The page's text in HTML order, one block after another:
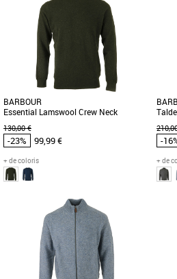
Vêtements Barbour pas cher et Promos
Vêtements Barbour
Barbour vous propose cet élégant pull
en laine à col V, le Essential Lambswool
V Neck Sweater. Fabriqué [...]
en
BARBOUR
Essential Lamswool Crew Neck
130,00 €
-23% 99,99 €
+ de coloris
Vêtements Barbour pas cher et Promos
Vêtements Barbour
Barbour vous propose cet élégant pull
en laine à col rond, le Essential
Lambswool Crew Neck Sweater.
Fabriqué [...]
-
+ de